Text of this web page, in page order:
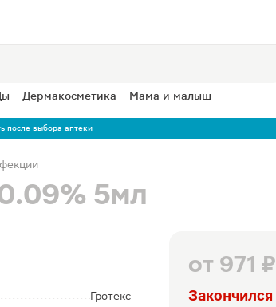
Дермакосметика Мама и малыш
после выбора аптеки
5мл
от 971 ₽
Закончился
Гротекс